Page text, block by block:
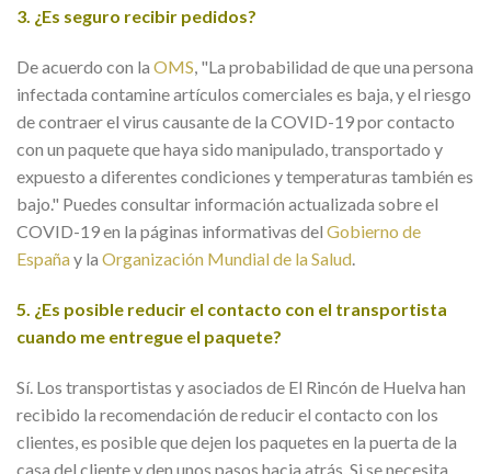
3. ¿Es seguro recibir pedidos?
De acuerdo con la OMS, "La probabilidad de que una persona
infectada contamine artículos comerciales es baja, y el riesgo
de contraer el virus causante de la COVID-19 por contacto
con un paquete que haya sido manipulado, transportado y
expuesto a diferentes condiciones y temperaturas también es
bajo." Puedes consultar información actualizada sobre el
COVID-19 en la páginas informativas del Gobierno de
Españay la Organización Mundial de la Salud.
5. ¿Es posible reducir el contacto con el transportista
cuando me entregue el paquete?
Sí. Los transportistas y asociados de El Rincón de Huelva han
recibido la recomendación de reducir el contacto con los
clientes, es posible que dejen los paquetes en la puerta de la
casa del cliente y den unos pasos hacia atrás. Si se necesita